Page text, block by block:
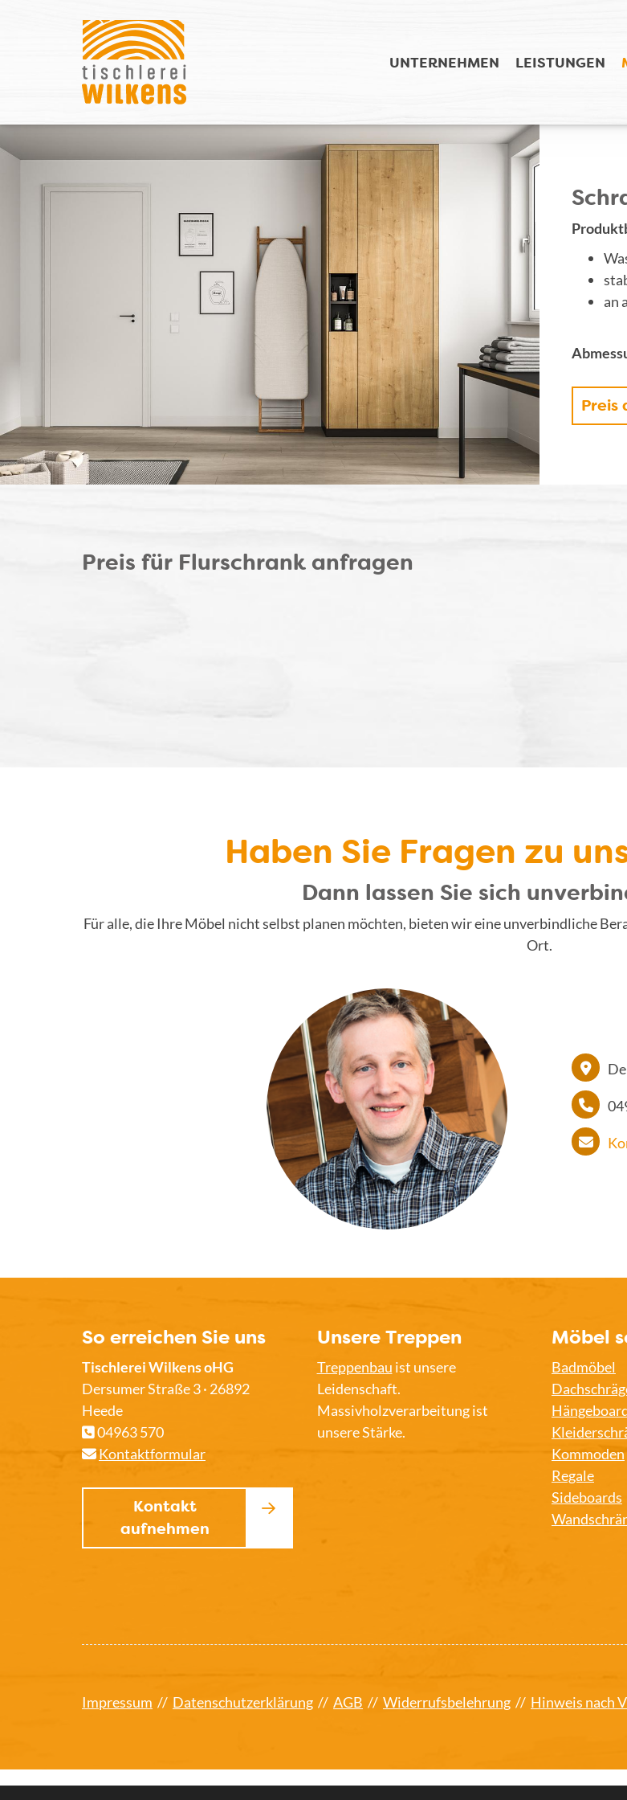
UNTERNEHMEN LEISTUNGEN
an
Preis
Preis für Flurschrank anfragen
Haben Sie Fragen zu
Dann lassen Sie sich
Für alle, die Ihre Möbel nicht selbst planen möchten, bieten wir eine unverbindliche
Ort.
So erreichen Sie uns
Tischlerei Wilkens oHG
Dersumer Straße 3 · 26892
Heede
04963 570
Kontaktformular
Kontakt
aufnehmen
Unsere Treppen
Treppenbau ist unsere
Leidenschaft.
Massivholzverarbeitung ist
unsere Stärke.
Möbel
Badmöbel
Kommoden
Regale
Sideboards
Impressum // Datenschutzerklärung // AGB // Widerrufsbelehrung // Hinweis nach